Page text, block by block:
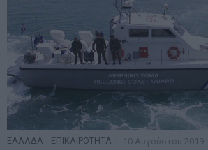
ΕΛΛΑΔΑ ΕΠΙΚΑΙΡΟΤΗΤΑ 10 Αυγούστου 2019